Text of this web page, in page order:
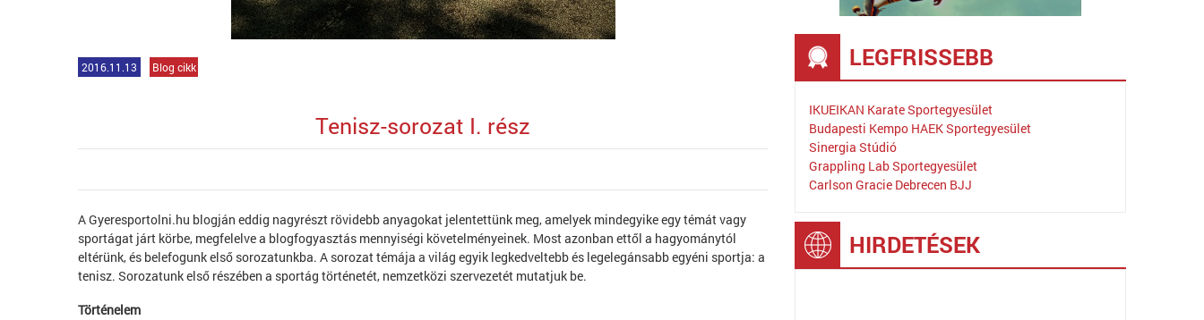
2016.11.13 Blog cikk
Tenisz-sorozat I. rész
A Gyeresportolni.hu blogján eddig nagyrészt rövidebb anyagokat jelentettünk meg, amelyek mindegyike egy témát vagy
sportágat járt körbe, megfelelve a blogfogyasztás mennyiségi követelményeinek. Most azonban ettől a hagyománytól
eltérünk, és belefogunk első sorozatunkba. A sorozat témája a világ egyik legkedveltebb és legelegánsabb egyéni sportja: a
tenisz. Sorozatunk első részében a sportág történetét, nemzetközi szervezetét mutatjuk be.
Történelem
LEGFRISSEBB
IKUEIKAN Karate Sportegyesület
Budapesti Kempo HAEK Sportegyesület
Sinergia Stúdió
Grappling Lab Sportegyesület
Carlson Gracie Debrecen BJJ
HIRDETÉSEK